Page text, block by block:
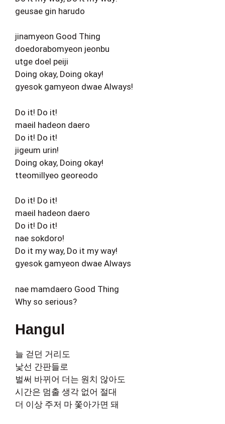
geusae gin harudo
jinamyeon Good Thing
doedorabomyeon jeonbu
utge doel peiji
Doing okay, Doing okay!
gyesok gamyeon dwae Always!
Do it! Do it!
maeil hadeon daero
Do it! Do it!
jigeum urin!
Doing okay, Doing okay!
tteomillyeo georeodo
Do it! Do it!
maeil hadeon daero
Do it! Do it!
nae sokdoro!
Do it my way, Do it my way!
gyesok gamyeon dwae Always
nae mamdaero Good Thing
Why so serious?
Hangul
늘 걷던 거리도
낯선 간판들로
벌써 바뀌어 더는 원치 않아도
시간은 멈출 생각 없어 절대
더 이상 주저 마 쫓아가면 돼